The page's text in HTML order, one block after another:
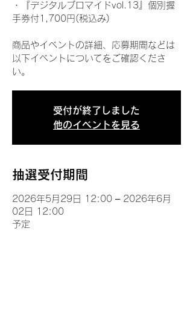
・『デジタルブロマイドvol.13』個別握
手券付1,700円(税込み)
商品やイベントの詳細、応募期間などは
以下イベントについてをご確認くださ
い。
受付が終了しました
他のイベントを見る
抽選受付期間
2026年5月29日 12:00 – 2026年6月
02日 12:00
予定